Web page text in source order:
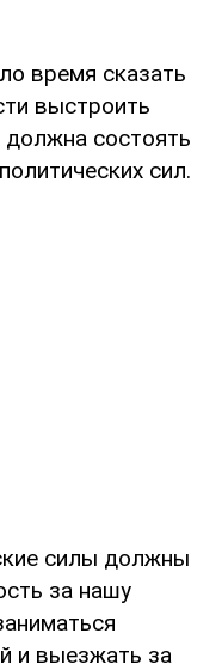
время сказать
выстроить
состоять
сил.
силы должны
за нашу
и выезжать за